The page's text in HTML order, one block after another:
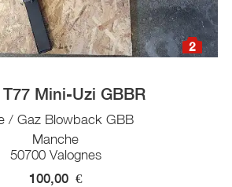
2
T77 Mini-Uzi GBBR
/ Gaz Blowback GBB
Manche
50700 Valognes
100,00 €